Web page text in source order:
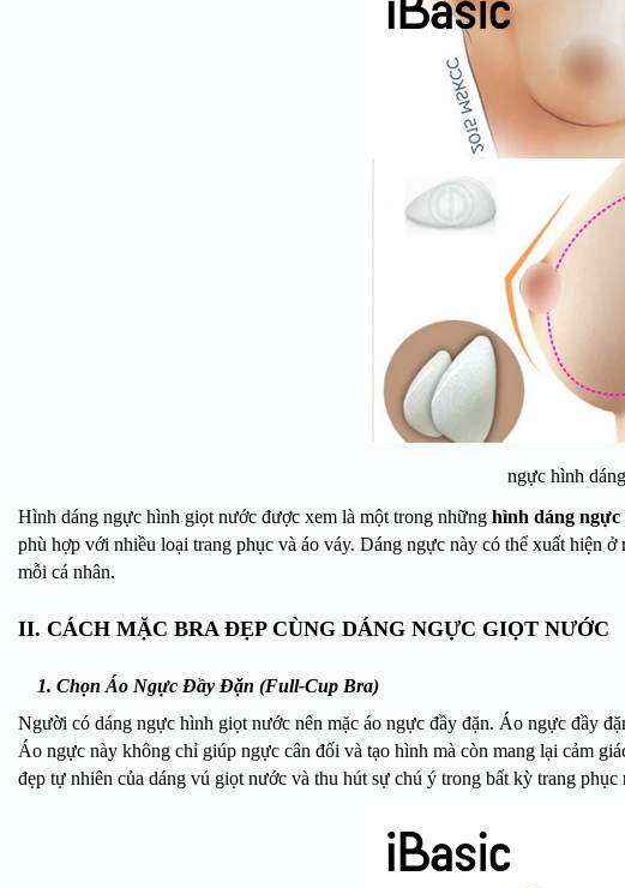
ngực hình
Hình dáng ngực hình giọt nước được xem là một trong những hình dáng ngực
phù hợp với nhiều loại trang phục và áo váy. Dáng ngực này có thể xuất hiện
mỗi cá nhân.
II. CÁCH MẶC BRA ĐẸP CÙNG DÁNG NGỰC GIỌT NƯỚC
1. Chọn Áo Ngực Đầy Đặn (Full-Cup Bra)
Người có dáng ngực hình giọt nước nên mặc áo ngực đầy đặn. Áo ngực đầy
Áo ngực này không chỉ giúp ngực cân đối và tạo hình mà còn mang lại cảm
đẹp tự nhiên của dáng vú giọt nước và thu hút sự chú ý trong bất kỳ trang phục